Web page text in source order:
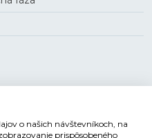
o našich návštevníkoch, na
prispôsobeného